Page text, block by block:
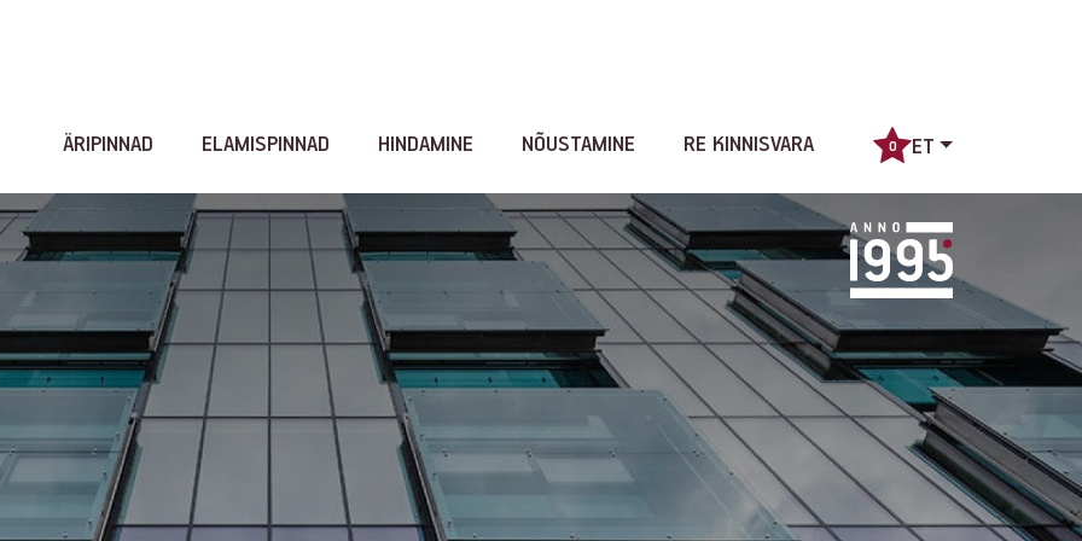
RE KINNISVARA
NÕUSTAMINE
HINDAMINE
ELAMISPINNAD
ÄRIPINNAD 0 ET